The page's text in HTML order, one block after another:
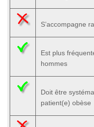
S’accompagne
Est plus
hommes
Doit être
patient(e) obèse